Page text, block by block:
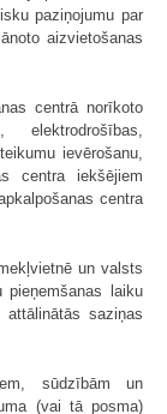
paziņojumu par
aizvietošanas
centrā norīkoto
ievērošanu,
centra iekšējiem
centra
un valsts
pieņemšanas laiku
saziņas
sūdzībām un
(vai tā posma)